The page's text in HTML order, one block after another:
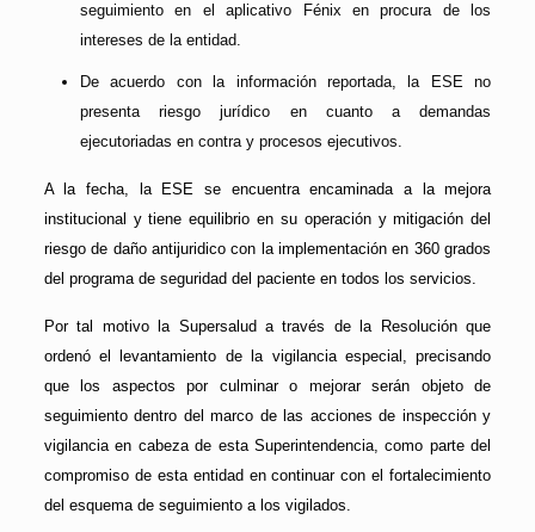
seguimiento en el aplicativo Fénix en procura de los
intereses de la entidad.
De acuerdo con la información reportada, la ESE no
presenta riesgo jurídico en cuanto a demandas
ejecutoriadas en contra y procesos ejecutivos.
A la fecha, la ESE se encuentra encaminada a la mejora
institucional y tiene equilibrio en su operación y mitigación del
riesgo de daño antijuridico con la implementación en 360 grados
del programa de seguridad del paciente en todos los servicios.
Por tal motivo la Supersalud a través de la Resolución que
ordenó el levantamiento de la vigilancia especial, precisando
que los aspectos por culminar o mejorar serán objeto de
seguimiento dentro del marco de las acciones de inspección y
vigilancia en cabeza de esta Superintendencia, como parte del
compromiso de esta entidad en continuar con el fortalecimiento
del esquema de seguimiento a los vigilados.